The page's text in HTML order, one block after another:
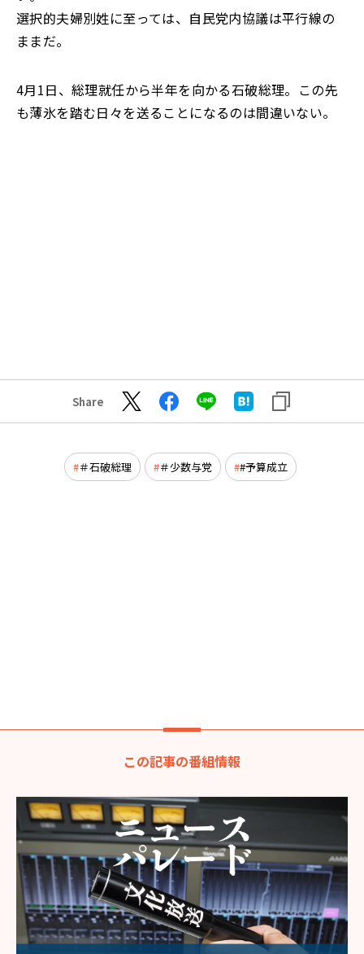
選択的夫婦別姓に至っては、自民党内協議は平行線の
ままだ。
4月1日、総理就任から半年を向かる石破総理。この先
も薄氷を踏む日々を送ることになるのは間違いない。
Share
＃石破総理 ＃少数与党 #予算成立
この記事の番組情報